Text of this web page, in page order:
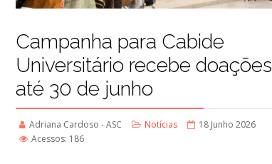
Campanha para Cabide
Universitário recebe doações
até 30 de junho
Adriana Cardoso - ASC Notícias
18 Junho 2026
Acessos: 186